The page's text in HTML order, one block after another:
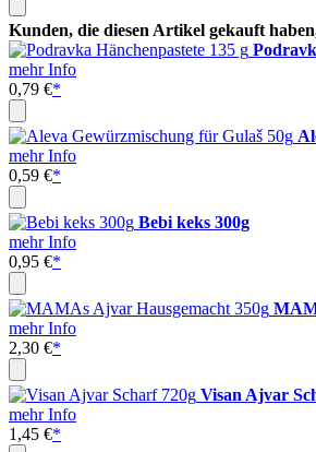
Kunden, die diesen Artikel gekauft
mehr Info
0,79 €*
mehr Info
0,59 €*
Bebi keks 300g
mehr Info
0,95 €*
mehr Info
2,30 €*
Visan Ajvar
mehr Info
1,45 €*